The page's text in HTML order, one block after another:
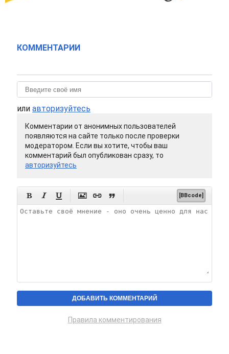
КОММЕНТАРИИ
или авторизуйтесь
Комментарии от анонимных пользователей
появляются на сайте только после проверки
модератором. Если вы хотите, чтобы ваш
комментарий был опубликован сразу, то
авторизуйтесь
      [BBcode]
Правила комментирования